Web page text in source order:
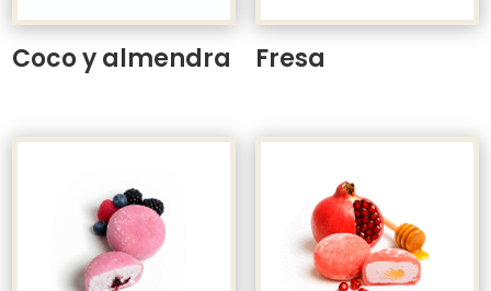
Coco y almendra Fresa